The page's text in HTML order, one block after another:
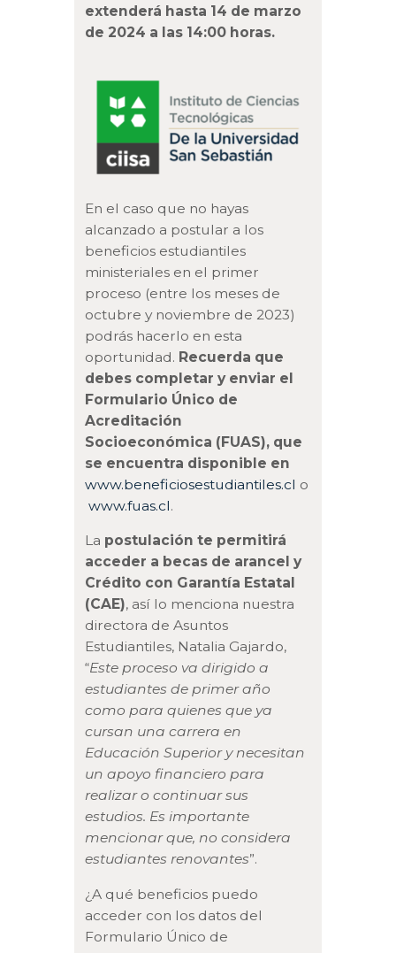
extenderá hasta 14 de marzo
de 2024 a las 14:00 horas.
En el caso que no hayas
alcanzado a postular a los
beneficios estudiantiles
ministeriales en el primer
proceso (entre los meses de
octubre y noviembre de 2023)
podrás hacerlo en esta
oportunidad. Recuerda que
debes completar y enviar el
Formulario Único de
Acreditación
Socioeconómica (FUAS), que
se encuentra disponible en
www.beneficiosestudiantiles.cl o
www.fuas.cl.
La postulación te permitirá
acceder a becas de arancel y
Crédito con Garantía Estatal
(CAE), así lo menciona nuestra
directora de Asuntos
Estudiantiles, Natalia Gajardo,
“Este proceso va dirigido a
estudiantes de primer año
como para quienes que ya
cursan una carrera en
Educación Superior y necesitan
un apoyo financiero para
realizar o continuar sus
estudios. Es importante
mencionar que, no considera
estudiantes renovantes”.
¿A qué beneficios puedo
acceder con los datos del
Formulario Único de